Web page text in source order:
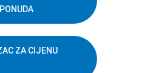
ZA CIJENU